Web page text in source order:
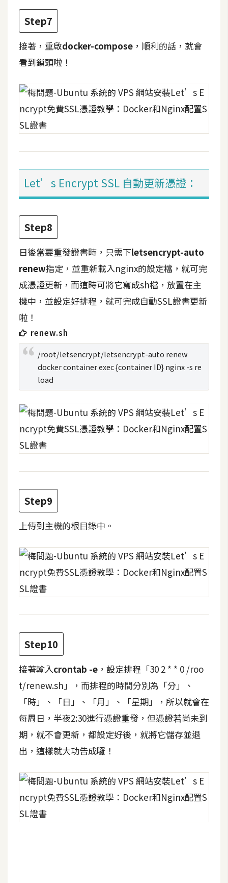
U
X
R
D
網
頁
後
端
P
D
c
e
r
伺
服
器
設
資
免
費
圖
免
費
版
M
A
開
箱
梅
開
發
熱
文
章
全
Step7
接著，重啟docker-compose ，順利的話，就會
看到鎖頭啦！
Let’s Encrypt SSL 自動更新憑證：
Step8
日後當要重發證書時，只需下letsencrypt-auto
renew指定，並重新載入nginx的設定檔，就可完
成憑證更新，而這時可將它寫成sh檔，放置在主
機中，並設定好排程，就可完成自動SSL證書更新
啦！
renew.sh
/root/letsencrypt/letsencrypt-auto renew
docker container exec {container ID} nginx -s re
load
Step9
上傳到主機的根目錄中。
Step10
接著輸入crontab -e ，設定排程「30 2 * * 0 /roo
t/renew.sh」，而排程的時間分別為「分」、
「時」、「日」、「月」、「星期」，所以就會在
每周日，半夜2:30進行憑證重發，但憑證若尚未到
期，就不會更新，都設定好後，就將它儲存並退
出，這樣就大功告成囉！